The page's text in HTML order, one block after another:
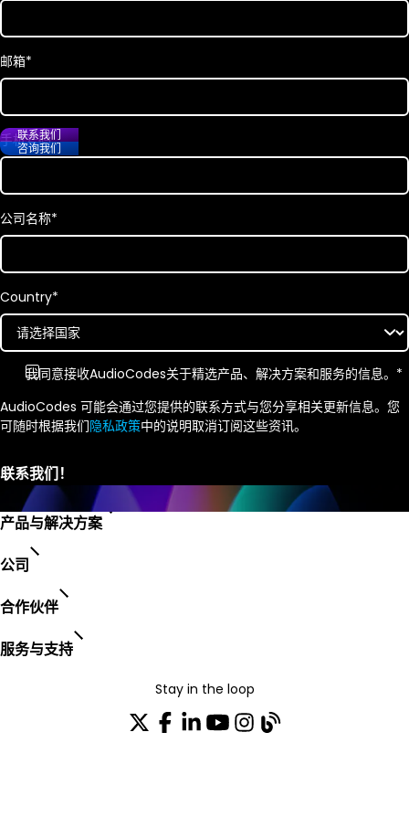
邮箱*
手机号码
公司名称*
Country*
我同意接收AudioCodes关于精选产品、解决方案和服务的信息。 *
AudioCodes 可能会通过您提供的联系方式与您分享相关更新信息。您
可随时根据我们隐私政策中的说明取消订阅这些资讯。
产品与解决方案
公司
合作伙伴
服务与支持
Stay in the loop
联系我们
咨询我们